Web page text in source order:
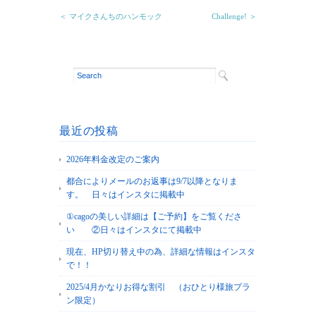
＜ マイクさんちのハンモック Challenge! ＞
最近の投稿
2026年料金改定のご案内
都合によりメールのお返事は9/7以降となりま
す。 日々はインスタに掲載中
①cagoの美しい詳細は【ご予約】をご覧くださ
い ②日々はインスタにて掲載中
現在、HP切り替え中の為、詳細な情報はインスタ
で！！
2025/4月かなりお得な割引 （おひとり様旅プラ
ン限定）